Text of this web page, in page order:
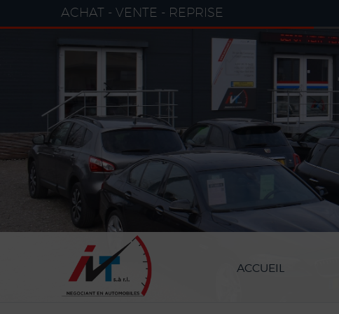
ACHAT - VENTE - REPRISE
ACCUEIL
Paramètres avancés des cookies